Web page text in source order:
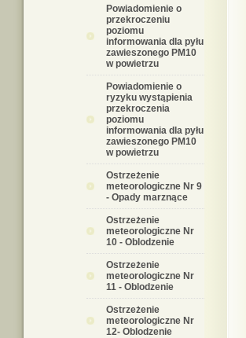
Powiadomienie o
przekroczeniu
poziomu
informowania dla pyłu
zawieszonego PM10
w powietrzu
Powiadomienie o
ryzyku wystąpienia
przekroczenia
poziomu
informowania dla pyłu
zawieszonego PM10
w powietrzu
Ostrzeżenie
meteorologiczne Nr 9
- Opady marznące
Ostrzeżenie
meteorologiczne Nr
10 - Oblodzenie
Ostrzeżenie
meteorologiczne Nr
11 - Oblodzenie
Ostrzeżenie
meteorologiczne Nr
12- Oblodzenie